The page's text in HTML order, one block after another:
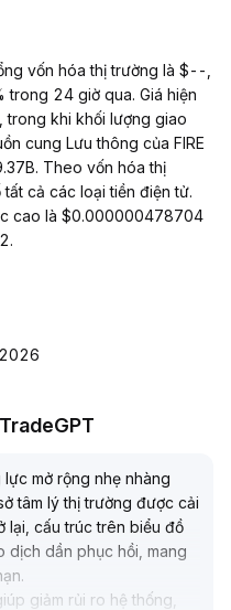
vốn hóa thị trường là $--,
24 giờ qua. Giá hiện
trong khi khối lượng giao
cung Lưu thông của FIRE
Theo vốn hóa thị
cả các loại tiền điện tử.
cao là $0.000000478704
lực mở rộng nhẹ nhàng
tâm lý thị trường được cải
lại, cấu trúc trên biểu đồ
dịch dần phục hồi, mang
.
giảm rủi ro hệ thống,